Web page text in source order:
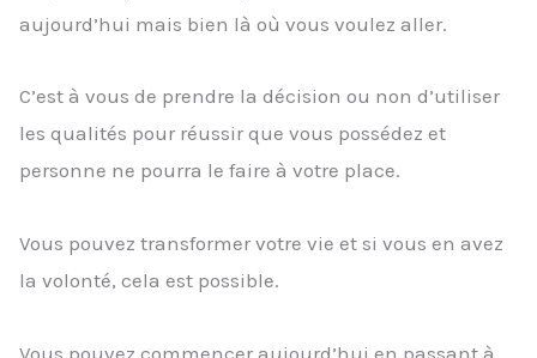
aujourd’hui mais bien là où vous voulez aller.
C’est à vous de prendre la décision ou non d’utiliser
les qualités pour réussir que vous possédez et
personne ne pourra le faire à votre place.
Vous pouvez transformer votre vie et si vous en avez
la volonté, cela est possible.
Vous pouvez commencer aujourd’hui en passant à